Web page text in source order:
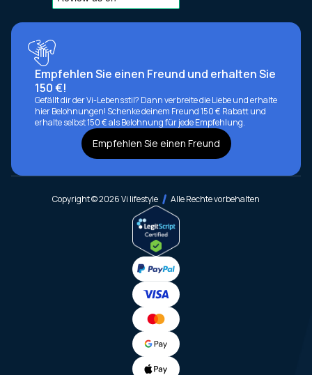
Empfehlen Sie einen Freund und erhalten Sie
150 €!
Gefällt dir der Vi-Lebensstil? Dann verbreite die Liebe und erhalte
hier Belohnungen! Schenke deinem Freund 150 € Rabatt und
erhalte selbst 150 € als Belohnung für jede Empfehlung.
Empfehlen Sie einen Freund
Copyright © 2026 Vi lifestyle Alle Rechte vorbehalten